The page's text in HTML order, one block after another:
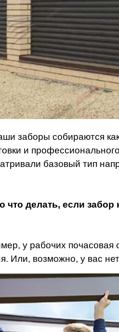
заборы собираются
и
базовый тип
что делать, если
у рабочих почасовая
Или, возможно, у вас